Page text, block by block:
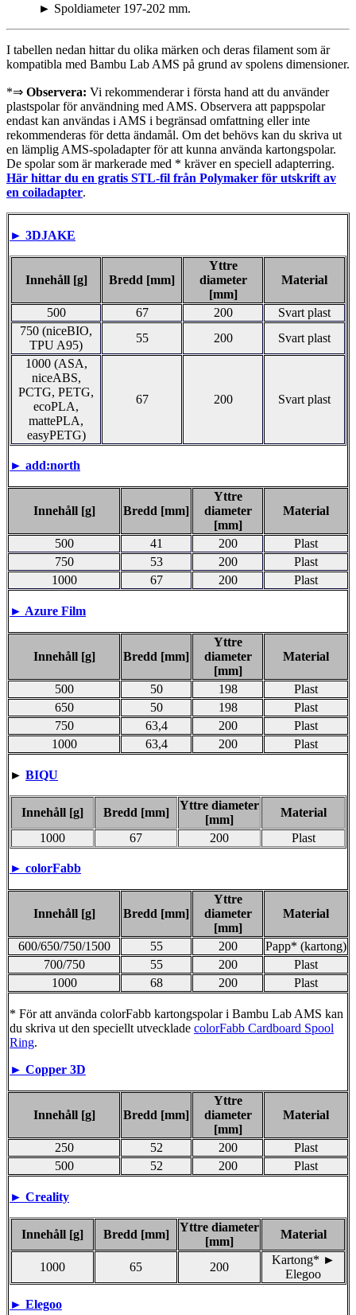
► Spoldiameter 197-202 mm.
I tabellen nedan hittar du olika märken och deras filament som är
kompatibla med Bambu Lab AMS på grund av spolens dimensioner.
*⇒ Observera: Vi rekommenderar i första hand att du använder
plastspolar för användning med AMS. Observera att pappspolar
endast kan användas i AMS i begränsad omfattning eller inte
rekommenderas för detta ändamål. Om det behövs kan du skriva ut
en lämplig AMS-spoladapter för att kunna använda kartongspolar.
De spolar som är markerade med * kräver en speciell adapterring.
Här hittar du en gratis STL-fil från Polymaker för utskrift av
en coiladapter.
► 3DJAKE
Innehåll [g] Bredd [mm]
Yttre
diameter
[mm]
Material
500 67 200
Svart plast
750 (niceBIO,
TPU A95)
55 200
Svart plast
1000 (ASA,
niceABS,
PCTG, PETG,
ecoPLA,
mattePLA,
easyPETG)
67 200 Svart plast
► add:north
Innehåll [g] Bredd [mm]
Yttre
diameter
[mm]
Material
500 41 200
Plast
750
53 200
Plast
1000
67 200 Plast
► Azure Film
Innehåll [g] Bredd [mm]
Yttre
diameter
[mm]
Material
500 50 198
Plast
650
50 198
Plast
750
63,4 200
Plast
1000
63,4 200 Plast
► BIQU
Innehåll [g] Bredd [mm]
Yttre diameter
[mm]
Material
1000
67 200 Plast
► colorFabb
Innehåll [g] Bredd [mm]
Yttre
diameter
[mm]
Material
600/650/750/1500 55 200
Papp* (kartong)
700/750
55 200
Plast
1000
68 200 Plast
* För att använda colorFabb kartongspolar i Bambu Lab AMS kan
du skriva ut den speciellt utvecklade colorFabb Cardboard Spool
Ring.
► Copper 3D
Innehåll [g] Bredd [mm]
Yttre
diameter
[mm]
Material
250 52 200
Plast
500
52 200 Plast
► Creality
Innehåll [g] Bredd [mm]
Yttre diameter
[mm]
Material
1000 65 200
Kartong* ►
Elegoo
► Elegoo